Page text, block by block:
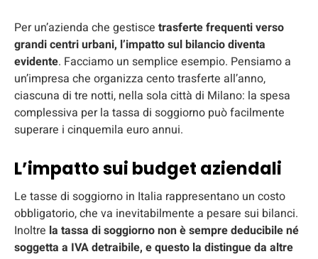
Per un’azienda che gestisce trasferte frequenti verso
grandi centri urbani, l’impatto sul bilancio diventa
evidente. Facciamo un semplice esempio. Pensiamo a
un’impresa che organizza cento trasferte all’anno,
ciascuna di tre notti, nella sola città di Milano: la spesa
complessiva per la tassa di soggiorno può facilmente
superare i cinquemila euro annui.
L’impatto sui budget aziendali
Le tasse di soggiorno in Italia rappresentano un costo
obbligatorio, che va inevitabilmente a pesare sui bilanci.
Inoltre la tassa di soggiorno non è sempre deducibile né
soggetta a IVA detraibile, e questo la distingue da altre